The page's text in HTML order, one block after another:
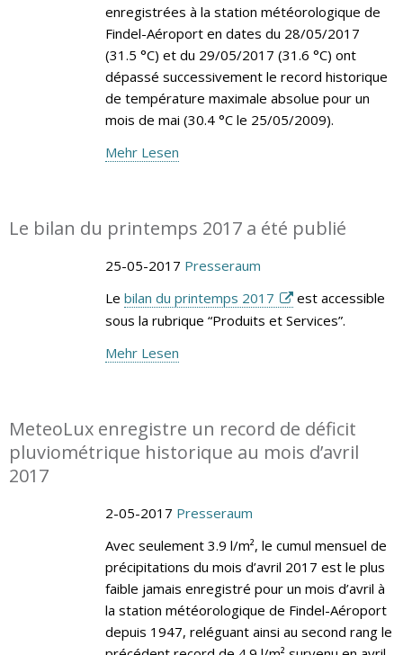
enregistrées à la station météorologique de
Findel-Aéroport en dates du 28/05/2017
(31.5 °C) et du 29/05/2017 (31.6 °C) ont
dépassé successivement le record historique
de température maximale absolue pour un
mois de mai (30.4 °C le 25/05/2009).
Mehr Lesen
Le bilan du printemps 2017 a été publié
25-05-2017 Presseraum
Le bilan du printemps 2017
est accessible
sous la rubrique “Produits et Services”.
Mehr Lesen
MeteoLux enregistre un record de déficit
pluviométrique historique au mois d’avril
2017
2-05-2017 Presseraum
Avec seulement 3.9 l/m², le cumul mensuel de
précipitations du mois d’avril 2017 est le plus
faible jamais enregistré pour un mois d’avril à
la station météorologique de Findel-Aéroport
depuis 1947, reléguant ainsi au second rang le